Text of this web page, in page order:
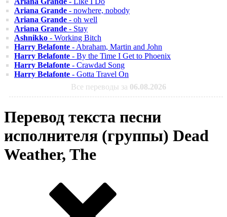
Ariana Grande - nowhere, nobody
Ariana Grande - oh well
Ariana Grande - Stay
Ashnikko - Working Bitch
Harry Belafonte - Abraham, Martin and John
Harry Belafonte - By the Time I Get to Phoenix
Harry Belafonte - Crawdad Song
Harry Belafonte - Gotta Travel On
Все переводы за 06.08.2026
Перевод текста песни
исполнителя (группы) Dead
Weather, The